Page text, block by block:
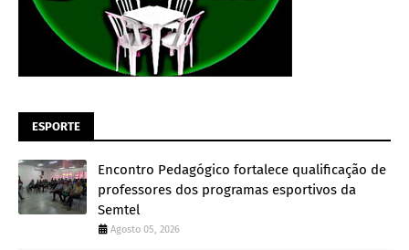
ESPORTE
Encontro Pedagógico fortalece qualificação de
professores dos programas esportivos da
Semtel
Agosto 05, 2026